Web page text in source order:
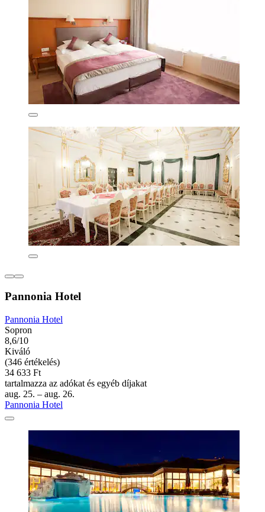
Pannonia Hotel
Pannonia Hotel
Sopron
8,6/10
Kiváló
(346 értékelés)
34 633 Ft
tartalmazza az adókat és egyéb díjakat
aug. 25. – aug. 26.
Pannonia Hotel